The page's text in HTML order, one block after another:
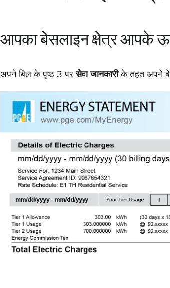
आपका बेसलाइन क्षेत्र आपके
अपने बिल के पृष्ठ 3 परसेवा जानकारीके तहत अपने